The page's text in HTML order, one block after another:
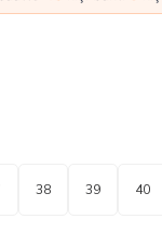
38 39 40